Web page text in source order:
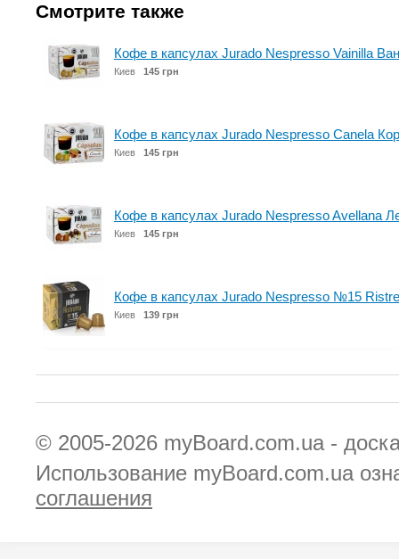
Смотрите также
Кофе в капсулах Jurado Nespresso Vainilla
Киев 145 грн
Кофе в капсулах Jurado Nespresso Canela
Киев 145 грн
Кофе в капсулах Jurado Nespresso Avellana
Киев 145 грн
Кофе в капсулах Jurado Nespresso №15
Киев 139 грн
© 2005-2026 myBoard.com.ua -
Использование myBoard.com.ua
соглашения